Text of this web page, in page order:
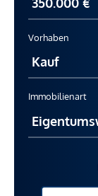
Vorhaben
Immobilienart